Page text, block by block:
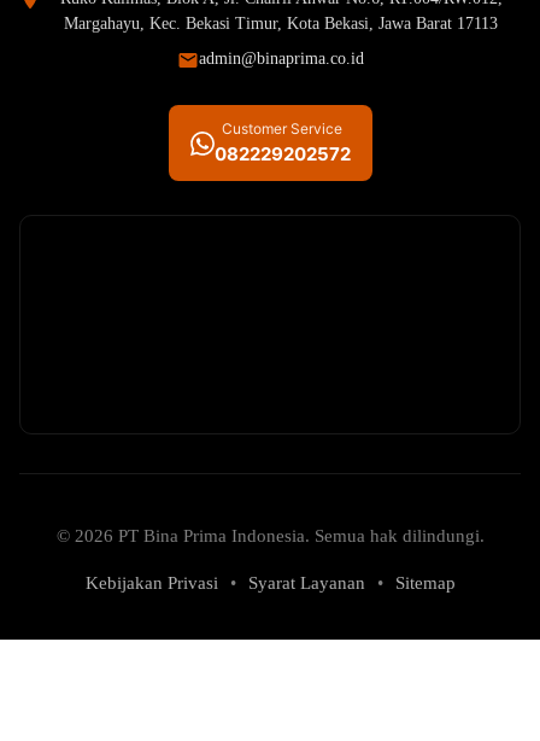
Margahayu, Kec. Bekasi Timur, Kota Bekasi, Jawa Barat 17113
admin@binaprima.co.id
Customer Service
082229202572
© 2026 PT Bina Prima Indonesia. Semua hak dilindungi.
Kebijakan Privasi • Syarat Layanan • Sitemap